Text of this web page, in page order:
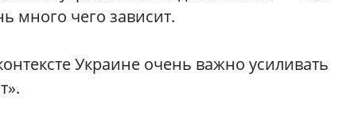
много чего зависит.
Украине очень важно усиливать